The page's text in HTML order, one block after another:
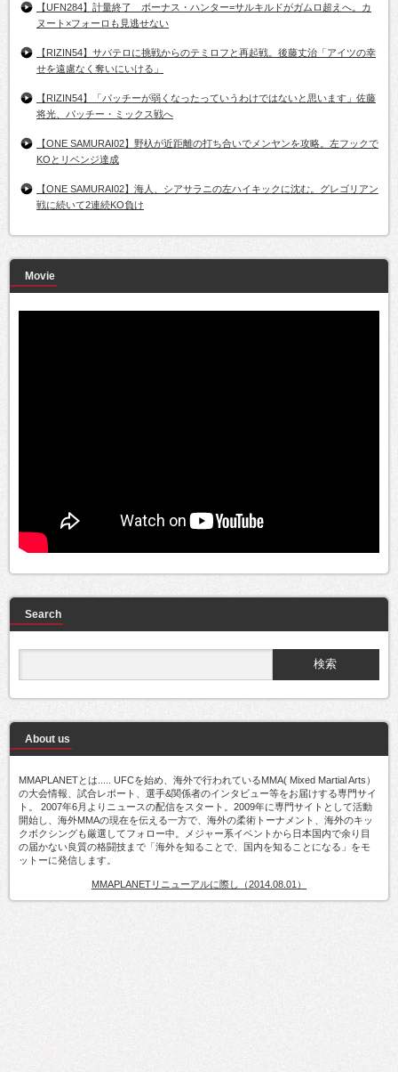
【UFN284】計量終了 ボーナス・ハンター=サルキルドがガムロ超えへ。カ
ヌート×フォーロも見逃せない
【RIZIN54】サバテロに挑戦からのテミロフと再起戦。後藤丈治「アイツの幸
せを遠慮なく奪いにいける」
【RIZIN54】「パッチーが弱くなったっていうわけではないと思います」佐藤
将光、パッチー・ミックス戦へ
【ONE SAMURAI02】野杁が近距離の打ち合いでメンヤンを攻略。左フックで
KOとリベンジ達成
【ONE SAMURAI02】海人、シアサラニの左ハイキックに沈む。グレゴリアン
戦に続いて2連続KO負け
Movie
Search
About us
MMAPLANETとは..... UFCを始め、海外で行われているMMA( Mixed Martial Arts）
の大会情報、試合レポート、選手&関係者のインタビュー等をお届けする専門サイ
ト。 2007年6月よりニュースの配信をスタート。2009年に専門サイトとして活動
開始し、海外MMAの現在を伝える一方で、海外の柔術トーナメント、海外のキッ
クボクシングも厳選してフォロー中。メジャー系イベントから日本国内で余り目
の届かない良質の格闘技まで「海外を知ることで、国内を知ることになる」をモ
ットーに発信します。
MMAPLANETリニューアルに際し（2014.08.01）